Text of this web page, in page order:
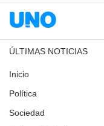
ÚLTIMAS NOTICIAS
Inicio
Política
Sociedad